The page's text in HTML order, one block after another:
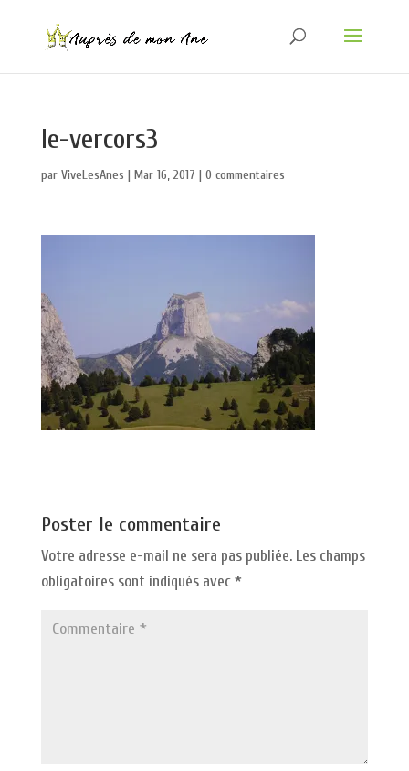
le-vercors3
par ViveLesAnes | Mar 16, 2017 | 0 commentaires
Poster le commentaire
Votre adresse e-mail ne sera pas publiée. Les champs
obligatoires sont indiqués avec *